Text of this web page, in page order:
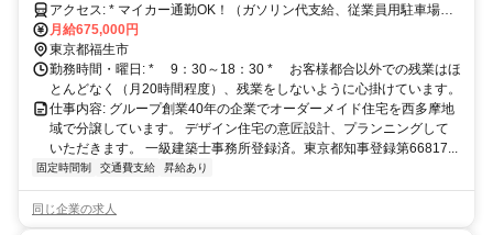
アクセス: * マイカー通勤OK！（ガソリン代支給、従業員用駐車場あ
り） * 交通 ①JR青梅線「羽村」駅より徒歩3分、②JR中央線「立
川」駅より徒歩3分
月給675,000円
東京都福生市
勤務時間・曜日: * 9：30～18：30 * お客様都合以外での残業はほ
とんどなく（月20時間程度）、残業をしないように心掛けています。
仕事内容: グループ創業40年の企業でオーダーメイド住宅を西多摩地
域で分譲しています。 デザイン住宅の意匠設計、プランニングして
いただきます。 一級建築士事務所登録済。東京都知事登録第66817...
固定時間制 交通費支給 昇給あり
同じ企業の求人